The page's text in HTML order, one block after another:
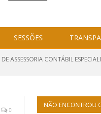
SESSÕES
ASSESSORIA CONTÁBIL
0
NÃO ENCONTROU